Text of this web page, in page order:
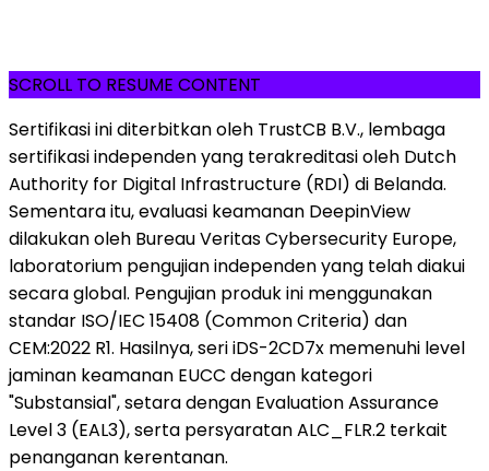
SCROLL TO RESUME CONTENT
Sertifikasi ini diterbitkan oleh TrustCB B.V., lembaga
sertifikasi independen yang terakreditasi oleh Dutch
Authority for Digital Infrastructure (RDI) di Belanda.
Sementara itu, evaluasi keamanan DeepinView
dilakukan oleh Bureau Veritas Cybersecurity Europe,
laboratorium pengujian independen yang telah diakui
secara global. Pengujian produk ini menggunakan
standar ISO/IEC 15408 (Common Criteria) dan
CEM:2022 R1. Hasilnya, seri iDS-2CD7x memenuhi level
jaminan keamanan EUCC dengan kategori
"Substansial", setara dengan Evaluation Assurance
Level 3 (EAL3), serta persyaratan ALC_FLR.2 terkait
penanganan kerentanan.